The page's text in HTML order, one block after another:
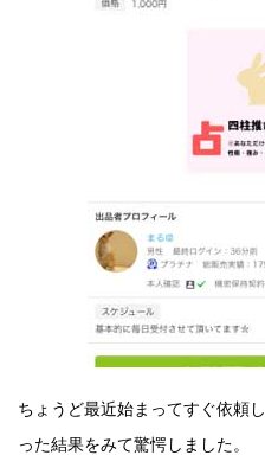
ちょうど最近始まってすぐ依頼
った結果をみて驚愕しました。